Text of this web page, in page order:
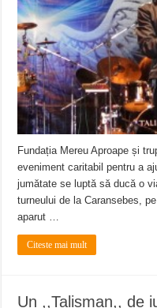
Fundația Mereu Aproape și
eveniment caritabil pentru a
jumătate se luptă să ducă o
turneului de la Caransebes,
aparut …
Citeste mai mult
Un ,,Talisman,, de